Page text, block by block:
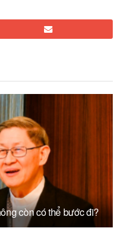
còn có thể bước đi?